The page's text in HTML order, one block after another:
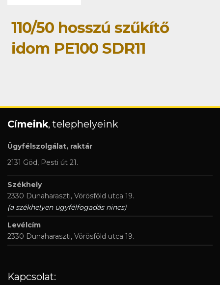
110/50 hosszú szűkítő
idom PE100 SDR11
Címeink, telephelyeink
Ügyfélszolgálat, raktár
2131 Göd, Pesti út 21.
Székhely
2330 Dunaharaszti, Vörösföld utca 19.
(a székhelyen ügyfélfogadás nincs)
Levélcím
2330 Dunaharaszti, Vörösföld utca 19.
Kapcsolat: